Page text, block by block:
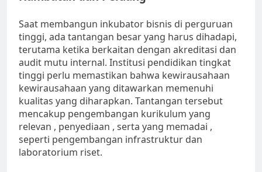
Saat membangun inkubator bisnis di perguruan
tinggi, ada tantangan besar yang harus dihadapi,
terutama ketika berkaitan dengan akreditasi dan
audit mutu internal. Institusi pendidikan tingkat
tinggi perlu memastikan bahwa kewirausahaan
kewirausahaan yang ditawarkan memenuhi
kualitas yang diharapkan. Tantangan tersebut
mencakup pengembangan kurikulum yang
relevan , penyediaan , serta yang memadai ,
seperti pengembangan infrastruktur dan
laboratorium riset.